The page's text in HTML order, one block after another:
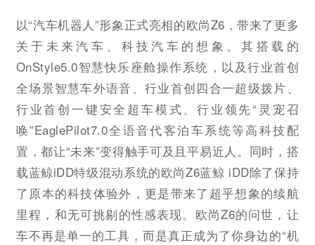
以“汽车机器人”形象正式亮相的欧尚Z6，带来了更多
关于未来汽车、科技汽车的想象。其搭载的
OnStyle5.0智慧快乐座舱操作系统，以及行业首创
全场景智慧车外语音、行业首创四合一超级拨片、
行业首创一键安全超车模式、行业领先“灵宠召
唤”EaglePilot7.0全语音代客泊车系统等高科技配
置，都让“未来”变得触手可及且平易近人。同时，搭
载蓝鲸iDD特级混动系统的欧尚Z6蓝鲸 iDD除了保持
了原本的科技体验外，更是带来了超乎想象的续航
里程，和无可挑剔的性感表现。欧尚Z6的问世，让
车不再是单一的工具，而是真正成为了你身边的“机